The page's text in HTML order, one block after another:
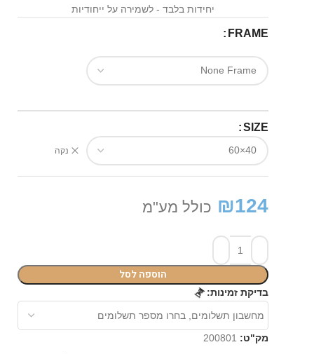
יחידות בלבד - לשמירה על ייחודיות
FRAME
SIZE
נקה
₪124 כולל מע"מ
הוספה לסל
בדיקת זמינות:⏳
מק"ט: 200801